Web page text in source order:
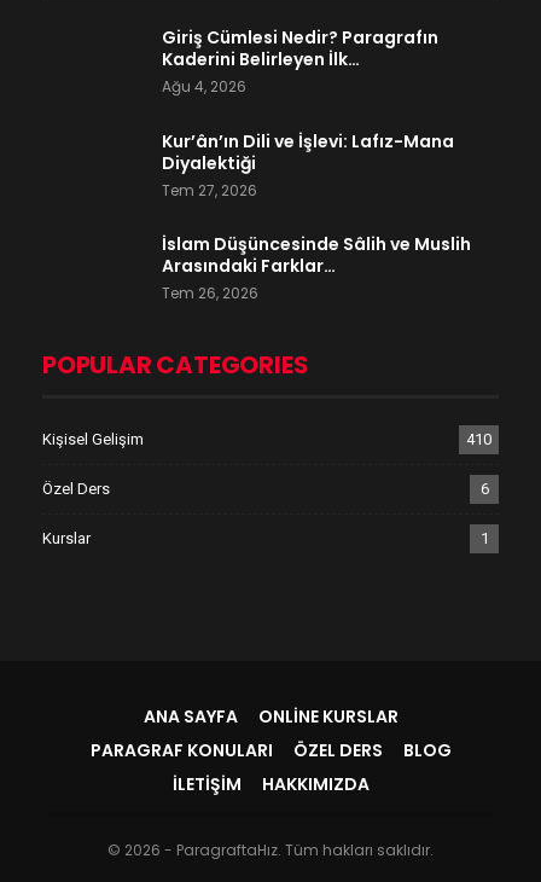
Giriş Cümlesi Nedir? Paragrafın
Kaderini Belirleyen İlk…
Ağu 4, 2026
Kur’ân’ın Dili ve İşlevi: Lafız-Mana
Diyalektiği
Tem 27, 2026
İslam Düşüncesinde Sâlih ve Muslih
Arasındaki Farklar…
Tem 26, 2026
POPULAR CATEGORIES
Kişisel Gelişim 410
Özel Ders 6
Kurslar 1
ANA SAYFA
ONLINE KURSLAR
PARAGRAF KONULARI
ÖZEL DERS
BLOG
İLETIŞIM
HAKKIMIZDA
© 2026 - ParagraftaHız. Tüm hakları saklıdır.